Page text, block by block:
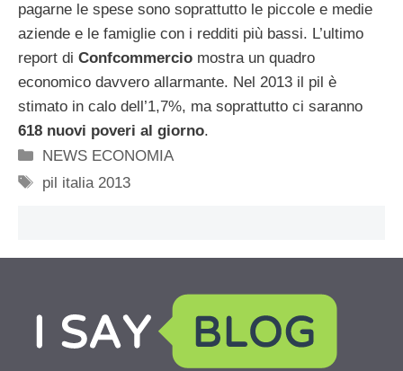
pagarne le spese sono soprattutto le piccole e medie
aziende e le famiglie con i redditi più bassi. L’ultimo
report di Confcommercio mostra un quadro
economico davvero allarmante. Nel 2013 il pil è
stimato in calo dell’1,7%, ma soprattutto ci saranno
618 nuovi poveri al giorno.
Categorie
NEWS ECONOMIA
Tag
pil italia 2013